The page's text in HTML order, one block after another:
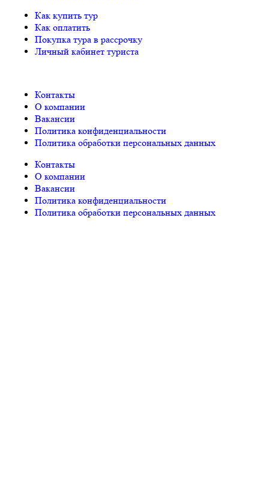
Как купить тур
Как оплатить
Покупка тура в рассрочку
Личный кабинет туриста
Контакты
О компании
Вакансии
Политика конфиденциальности
Политика обработки персональных данных
Контакты
О компании
Вакансии
Политика конфиденциальности
Политика обработки персональных данных